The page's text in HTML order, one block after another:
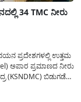
34 TMC ನೀರು
ಪ್ರದೇಶಗಳಲ್ಲಿ ಉತ್ತಮ
ಅಪಾರ ಪ್ರಮಾಣದ ನೀರು
(KSNDMC) ಬಿಡುಗಡೆ